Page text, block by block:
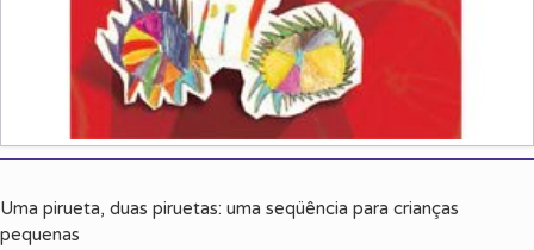
Uma pirueta, duas piruetas: uma seqüência para crianças
pequenas